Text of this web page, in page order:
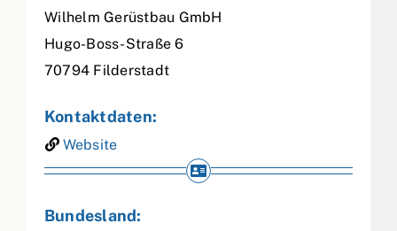
Wilhelm Gerüstbau GmbH
Hugo-Boss-Straße 6
70794 Filderstadt
Kontaktdaten:
Website
Bundesland: